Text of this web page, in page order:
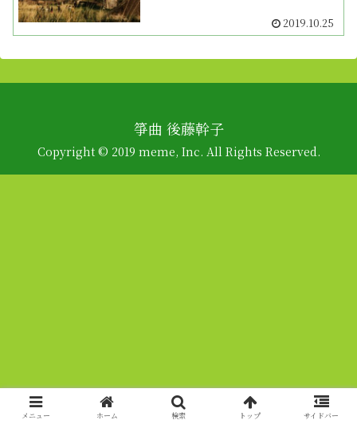
2019.10.25
箏曲 後藤幹子
Copyright © 2019 meme, Inc. All Rights Reserved.
メニュー ホーム 検索 トップ サイドバー